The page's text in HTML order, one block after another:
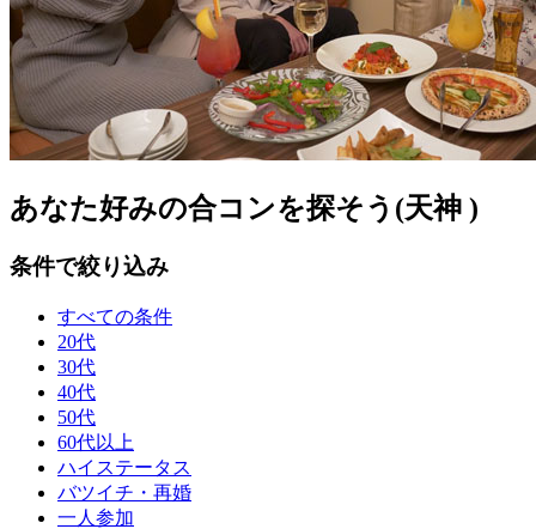
あなた好みの合コンを探そう(天神 )
条件で絞り込み
すべての条件
20代
30代
40代
50代
60代以上
ハイステータス
バツイチ・再婚
一人参加